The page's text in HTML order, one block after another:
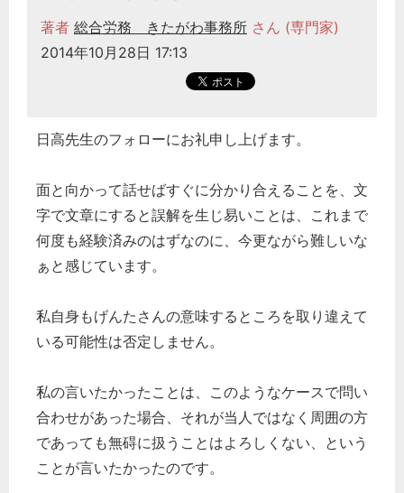
著者 総合労務 きたがわ事務所 さん (専門家)
2014年10月28日 17:13
日高先生のフォローにお礼申し上げます。
面と向かって話せばすぐに分かり合えることを、文
字で文章にすると誤解を生じ易いことは、これまで
何度も経験済みのはずなのに、今更ながら難しいな
ぁと感じています。
私自身もげんたさんの意味するところを取り違えて
いる可能性は否定しません。
私の言いたかったことは、このようなケースで問い
合わせがあった場合、それが当人ではなく周囲の方
であっても無碍に扱うことはよろしくない、という
ことが言いたかったのです。